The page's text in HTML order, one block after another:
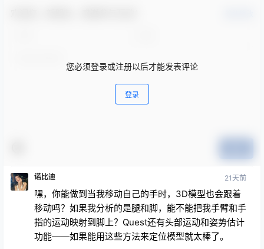
您必须登录或注册以后才能发表评论
登录
诺比迪 21天前
嘿，你能做到当我移动自己的手时，3D模型也会跟着
移动吗？如果我分析的是腿和脚，能不能把我手臂和手
指的运动映射到脚上？Quest还有头部运动和姿势估计
功能——如果能用这些方法来定位模型就太棒了。